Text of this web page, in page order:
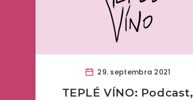
29. septembra 2021
TEPLÉ VÍNO: Podcast,